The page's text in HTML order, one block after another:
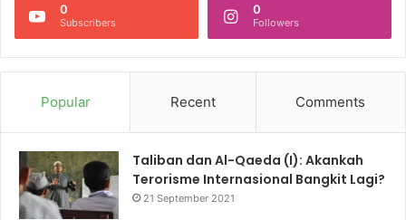
0
Subscribers
0
Followers
Popular Recent Comments
Taliban dan Al-Qaeda (I): Akankah
Terorisme Internasional Bangkit Lagi?
21 September 2021